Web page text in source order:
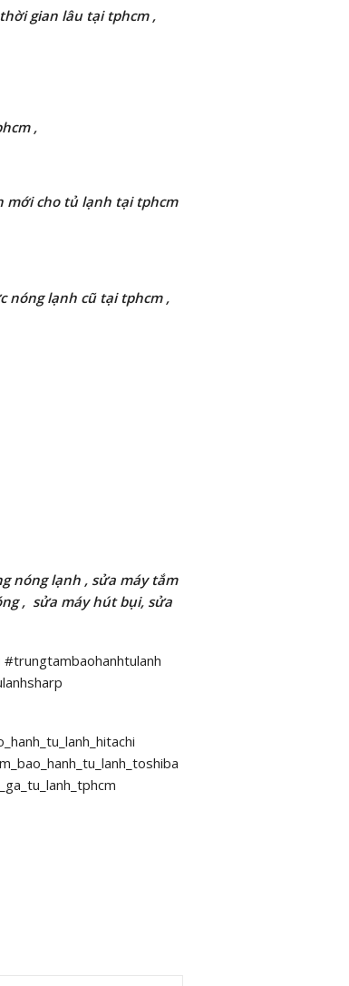
gian lâu tại tphcm ,
,
cho tủ lạnh tại tphcm
nónglạnh cũ tại tphcm ,
nónglạnh , sửa máy tắm
, sửa máy hút bụi, sửa